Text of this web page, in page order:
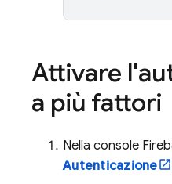
Attivare
a più fattori
Nella console
Autenticazione